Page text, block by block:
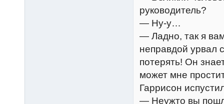
руководитель?
— Ну-у…
— Ладно, так я
неправдой урвал
потерять! Он
может мне
Гаррисон
— Неужто вы